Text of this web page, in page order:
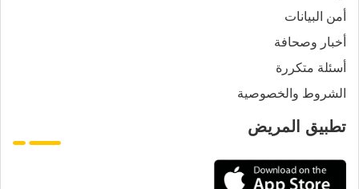
أمن البيانات
أخبار وصحافة
أسئلة متكررة
الشروط والخصوصية
تطبيق المريض